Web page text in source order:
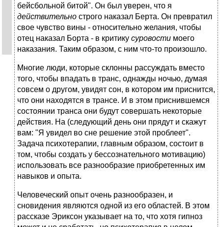
бейсбольной битой". Он был уверен, что я
действительно строго наказал Берта. Он превратил
свое чувство вины - относительно желания, чтобы
отец наказал Борта - в критику суровости моего
наказания. Таким образом, с ним что-то произошло.
Многие люди, которые склонны рассуждать вместо
того, чтобы впадать в транс, однажды ночью, думая
совсем о другом, увидят сон, в котором им приснится,
что они находятся в трансе. И в этом приснившемся
состоянии транса они будут совершать некоторые
действия. На (следующий день они прядут и скажут
вам: "Я увидел во сне решение этой проблеет".
Задача психотерапии, главным образом, состоит в
том, чтобы создать у бессознательного мотивацию)
использовать все разнообразие приобретенных им
навыков и опыта.
Человеческий опыт очень разнообразен, и
сновидения являются одной из его областей. В этом
рассказе Эриксон указывает на то, что хотя гипноз